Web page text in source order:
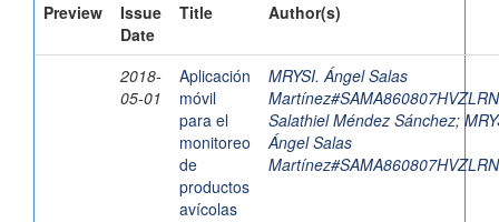
Preview
Issue
Date
Title Author(s)
2018-
05-01
Aplicación
móvil
para el
monitoreo
de
productos
avícolas
MRYSI. Ángel Salas
Salathiel Méndez Sánchez;
Ángel Salas